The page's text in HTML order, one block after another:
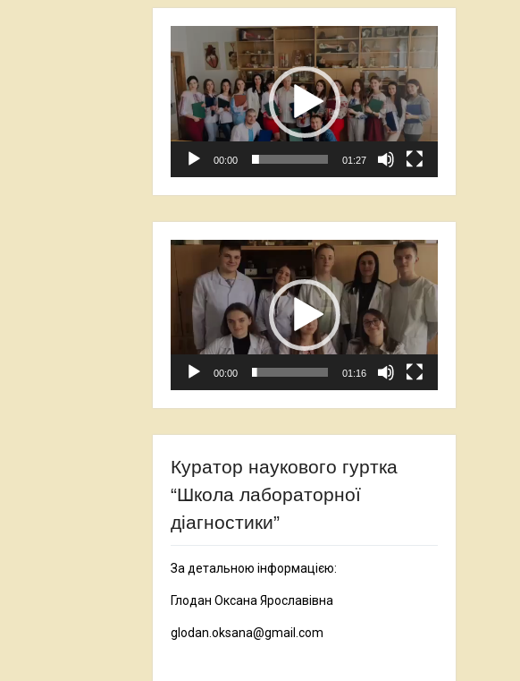
Відеопрогравач
00:00 01:27
Відеопрогравач
00:00 01:16
Куратор наукового гуртка
“Школа лабораторної
діагностики”
За детальною інформацією:
Глодан Оксана Ярославівна
glodan.oksana@gmail.com